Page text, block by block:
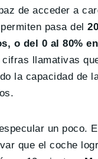
de acceder a
pasa del
o del 0 al 80%
cifras llamativas
la capacidad de
un poco.
que el coche